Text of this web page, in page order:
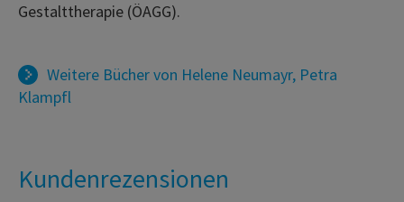
Gestalttherapie (ÖAGG).
Weitere Bücher von Helene Neumayr, Petra
Klampfl
Kundenrezensionen